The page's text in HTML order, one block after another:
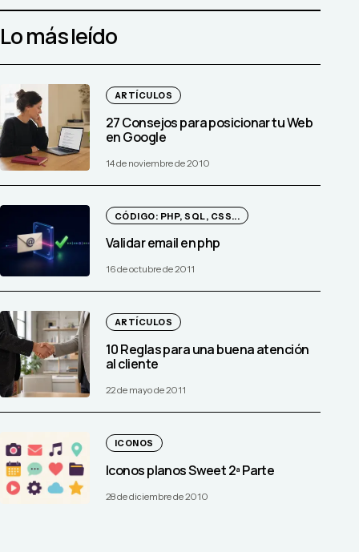
Lo más leído
ARTÍCULOS
27 Consejos para posicionar tu Web
en Google
14 de noviembre de 2010
CÓDIGO: PHP, SQL, CSS...
Validar email en php
16 de octubre de 2011
ARTÍCULOS
10 Reglas para una buena atención
al cliente
22 de mayo de 2011
ICONOS
Iconos planos Sweet 2ª Parte
28 de diciembre de 2010